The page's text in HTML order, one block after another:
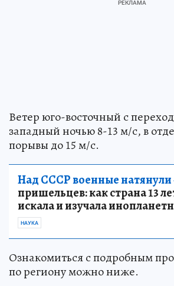
Ветер юго-восточный с
западный ночью 8-13 м/с, в
порывы до 15 м/с.
Над СССР военные натянули
пришельцев: как страна 13
искала и изучала
НАУКА
Ознакомиться с подробным
по региону можно ниже.